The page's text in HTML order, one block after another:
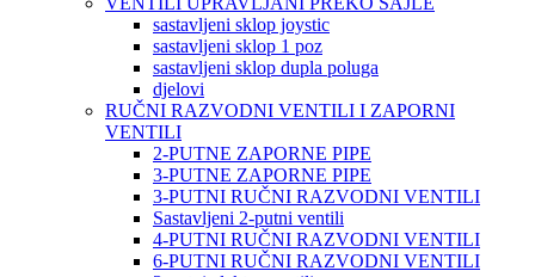
sastavljeni sklop joystic
sastavljeni sklop 1 poz
sastavljeni sklop dupla poluga
djelovi
RUČNI RAZVODNI VENTILI I ZAPORNI
VENTILI
2-PUTNE ZAPORNE PIPE
3-PUTNE ZAPORNE PIPE
3-PUTNI RUČNI RAZVODNI VENTILI
Sastavljeni 2-putni ventili
4-PUTNI RUČNI RAZVODNI VENTILI
6-PUTNI RUČNI RAZVODNI VENTILI